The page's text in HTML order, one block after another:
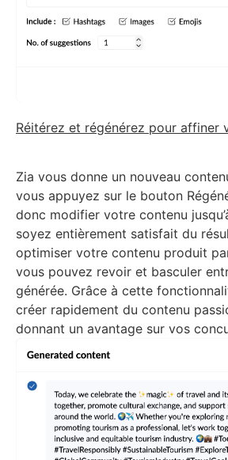
Réitérez et régénérez pour affiner
Zia vous donne un nouveau
vous appuyez sur le bouton
donc modifier votre contenu
soyez entièrement satisfait du
optimiser votre contenu produit
vous pouvez revoir et basculer
générée. Grâce à cette
créer rapidement du contenu
donnant un avantage sur vos